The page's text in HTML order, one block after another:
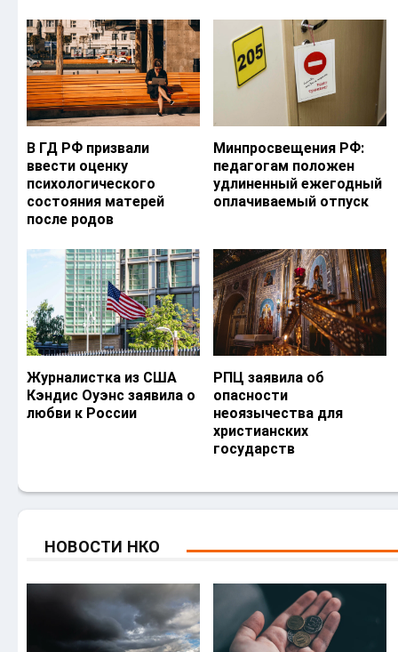
В ГД РФ призвали
ввести оценку
психологического
состояния матерей
после родов
Минпросвещения РФ:
педагогам положен
удлиненный ежегодный
оплачиваемый отпуск
Журналистка из США
Кэндис Оуэнс заявила о
любви к России
РПЦ заявила об
опасности
неоязычества для
христианских
государств
НОВОСТИ НКО